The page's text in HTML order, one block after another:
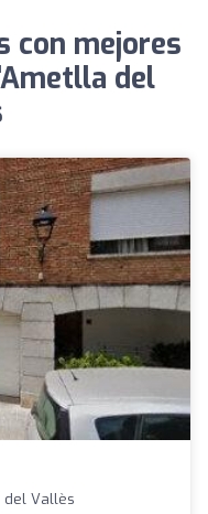
con mejores
del
del Vallès